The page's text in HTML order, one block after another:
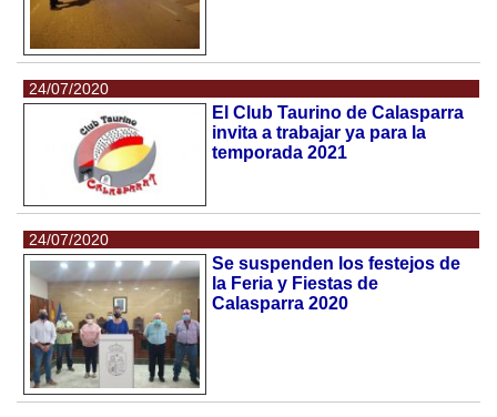
24/07/2020
El Club Taurino de Calasparra
invita a trabajar ya para la
temporada 2021
24/07/2020
Se suspenden los festejos de
la Feria y Fiestas de
Calasparra 2020